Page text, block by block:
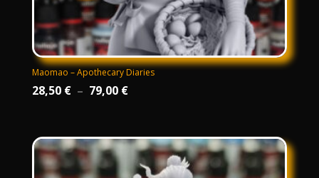
Maomao – Apothecary Diaries
28,50 € – 79,00 €Plage
28,50 €
à